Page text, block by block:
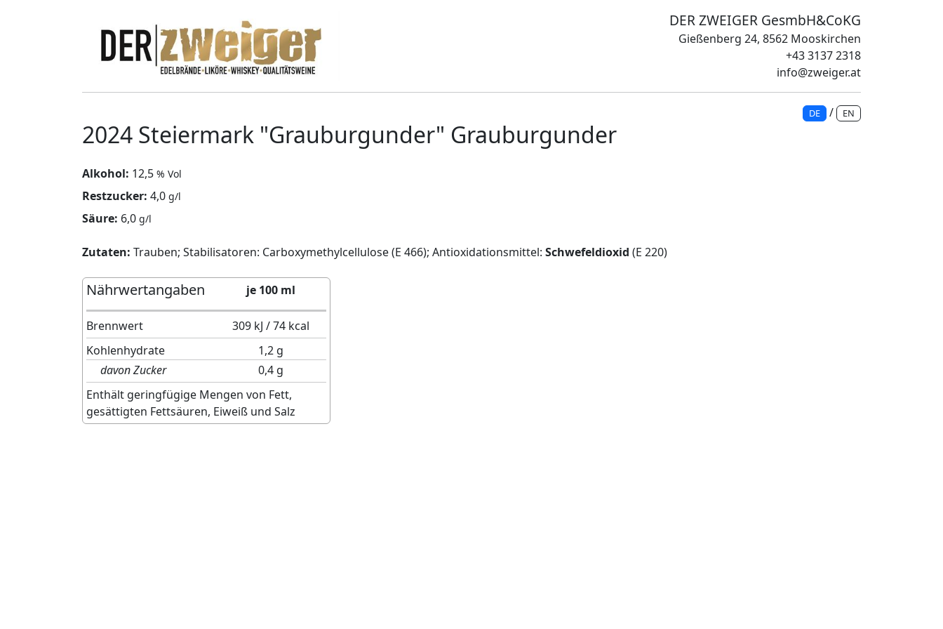
DER ZWEIGER GesmbH&CoKG
Gießenberg 24, 8562 Mooskirchen
+43 3137 2318
info@zweiger.at
DE / EN
2024 Steiermark "Grauburgunder" Grauburgunder
Alkohol: 12,5 % Vol
Restzucker: 4,0 g/l
Säure: 6,0 g/l
Zutaten: Trauben; Stabilisatoren: Carboxymethylcellulose (E 466); Antioxidationsmittel: Schwefeldioxid (E 220)
Nährwertangaben je 100 ml
Brennwert
309 kJ / 74 kcal
Kohlenhydrate
1,2 g
davon Zucker
0,4 g
Enthält geringfügige Mengen von Fett,
gesättigten Fettsäuren, Eiweiß und Salz